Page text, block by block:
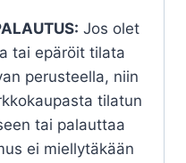
Jos olet
tai epäröit tilata
perusteella, niin
tilatun
tai palauttaa
ei miellytäkään